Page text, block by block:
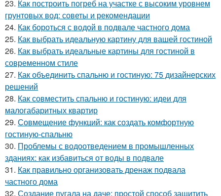
23. Как построить погреб на участке с высоким уровнем
грунтовых вод: советы и рекомендации
24. Как бороться с водой в подвале частного дома
25. Как выбрать идеальную картину для вашей гостиной
26. Как выбрать идеальные картины для гостиной в
современном стиле
27. Как объединить спальню и гостиную: 75 дизайнерских
решений
28. Как совместить спальню и гостиную: идеи для
малогабаритных квартир
29. Совмещение функций: как создать комфортную
гостиную-спальню
30. Проблемы с водоотведением в промышленных
зданиях: как избавиться от воды в подвале
31. Как правильно организовать дренаж подвала
частного дома
32. Создание пугала на даче: простой способ защитить